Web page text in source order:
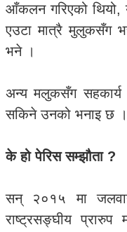
आँकलन गरिएको थियो,
एउटा मात्रै मुलुकसँग
भने ।
अन्य मलुकसँग सहकार्य
सकिने उनको भनाइ छ ।
के हो पेरिस सम्झौता ?
सन् २०१५ मा जलवायु
राष्ट्रसङ्घीय प्रारुप